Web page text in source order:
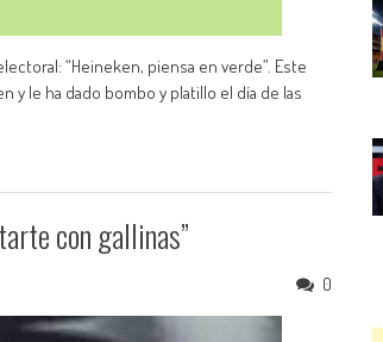
“Heineken, piensa en verde”. Este
y le ha dado bombo y platillo el día de las
con gallinas”
0